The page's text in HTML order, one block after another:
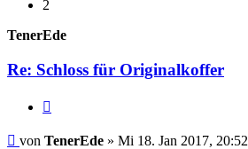
2
TenerEde
Re: Schloss für Originalkoffer
Beitrag
von TenerEde » Mi 18. Jan 2017, 20:52